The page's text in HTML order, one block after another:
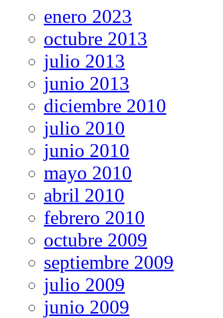
enero 2023
octubre 2013
julio 2013
junio 2013
diciembre 2010
julio 2010
junio 2010
mayo 2010
abril 2010
febrero 2010
octubre 2009
septiembre 2009
julio 2009
junio 2009